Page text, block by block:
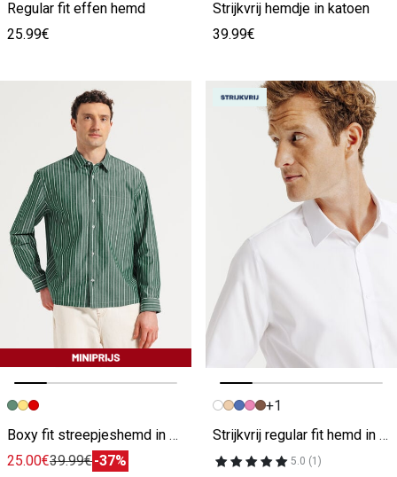
Regular fit effen hemd
25.99€
Strijkvrij hemdje in katoen
39.99€
Vorige afbeelding
Volgende beeld
Boxy fit streepjeshemd in katoen
25.00€39.99€-37%
Vorige afbeelding
Volgende beeld
+1
Strijkvrij regular fit hemd in katoen
5.0 (1)